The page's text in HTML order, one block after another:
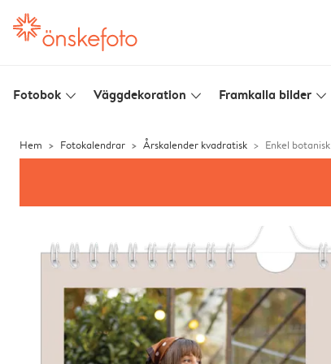
Fotobok slim_arrow_down Väggdekoration slim_arrow_down Framkalla bilder slim_arrow_down
Hem Fotokalendrar Årskalender kvadratisk Enkel botanisk